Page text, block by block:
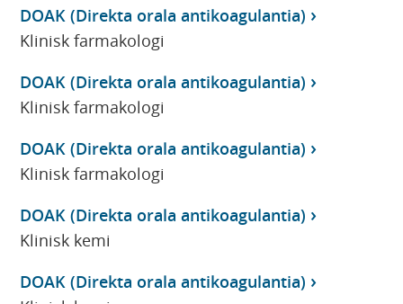
DOAK (Direkta orala antikoagulantia)
Klinisk farmakologi
DOAK (Direkta orala antikoagulantia)
Klinisk farmakologi
DOAK (Direkta orala antikoagulantia)
Klinisk farmakologi
DOAK (Direkta orala antikoagulantia)
Klinisk kemi
DOAK (Direkta orala antikoagulantia)